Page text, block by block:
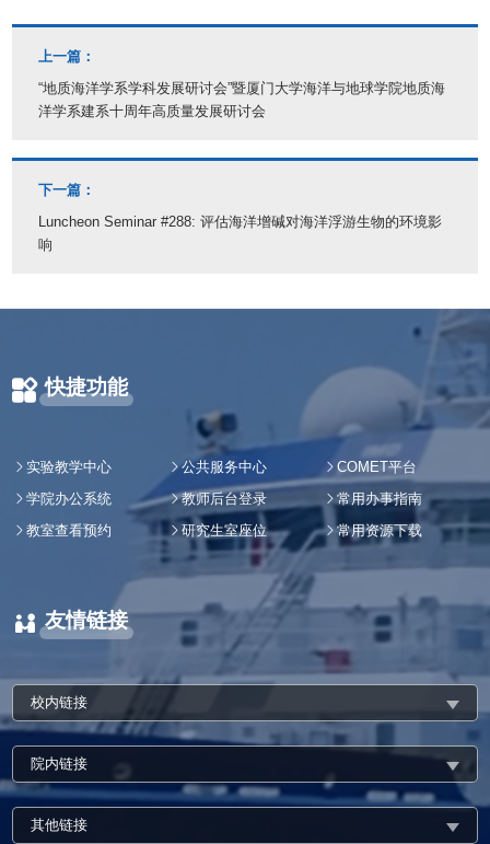
上一篇：
“地质海洋学系学科发展研讨会”暨厦门大学海洋与地球学院地质海
洋学系建系十周年高质量发展研讨会
下一篇：
Luncheon Seminar #288: 评估海洋增碱对海洋浮游生物的环境影
响
快捷功能
实验教学中心 公共服务中心
COMET平台
学院办公系统
教师后台登录
常用办事指南
教室查看预约
研究生室座位 常用资源下载
友情链接
校内链接
院内链接
其他链接